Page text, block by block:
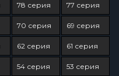
78 серия 77 серия
70 серия 69 серия
62 серия 61 серия
54 серия 53 серия